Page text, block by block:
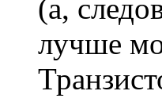
(а,
лучше